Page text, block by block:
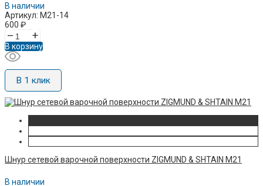
В наличии
Артикул: M21-14
600 ₽
– +
В корзину
В 1 клик
Шнур сетевой варочной поверхности ZIGMUND & SHTAIN M21
В наличии